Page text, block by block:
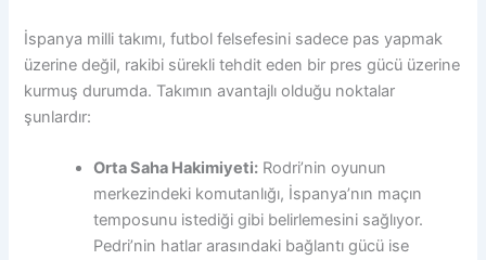
İspanya milli takımı, futbol felsefesini sadece pas yapmak
üzerine değil, rakibi sürekli tehdit eden bir pres gücü üzerine
kurmuş durumda. Takımın avantajlı olduğu noktalar
şunlardır:
Orta Saha Hakimiyeti: Rodri’nin oyunun
merkezindeki komutanlığı, İspanya’nın maçın
temposunu istediği gibi belirlemesini sağlıyor.
Pedri’nin hatlar arasındaki bağlantı gücü ise